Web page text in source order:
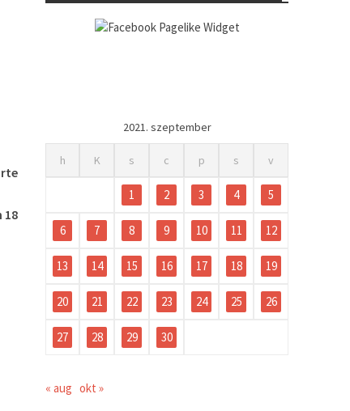
18
2021. szeptember
h K s c p s v
1 2 3 4 5
6 7 8 9 10 11 12
13 14 15 16 17 18 19
20 21 22 23 24 25 26
27 28 29 30
« aug okt »